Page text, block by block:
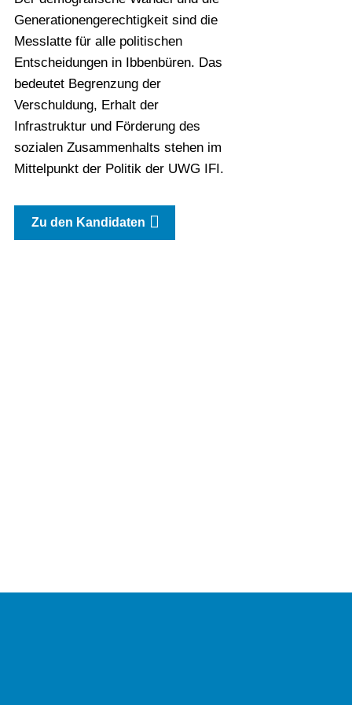
Generationengerechtigkeit sind die
Messlatte für alle politischen
Entscheidungen in Ibbenbüren. Das
bedeutet Begrenzung der
Verschuldung, Erhalt der
Infrastruktur und Förderung des
sozialen Zusammenhalts stehen im
Mittelpunkt der Politik der UWG IFI.
Zu den Kandidaten